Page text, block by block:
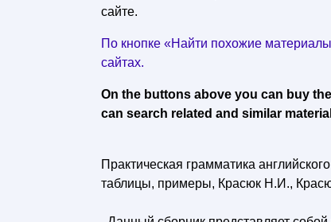
сайте.
По кнопке «Найти похожие
сайтах.
On the buttons above you can buy
can search related and similar
Практическая грамматика
таблицы, примеры, Красюк Н.И.,